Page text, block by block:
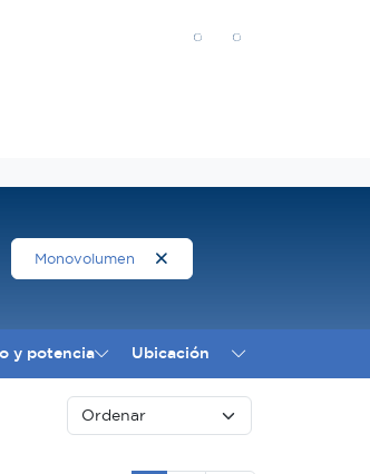
Monovolumen
y potencia Ubicación